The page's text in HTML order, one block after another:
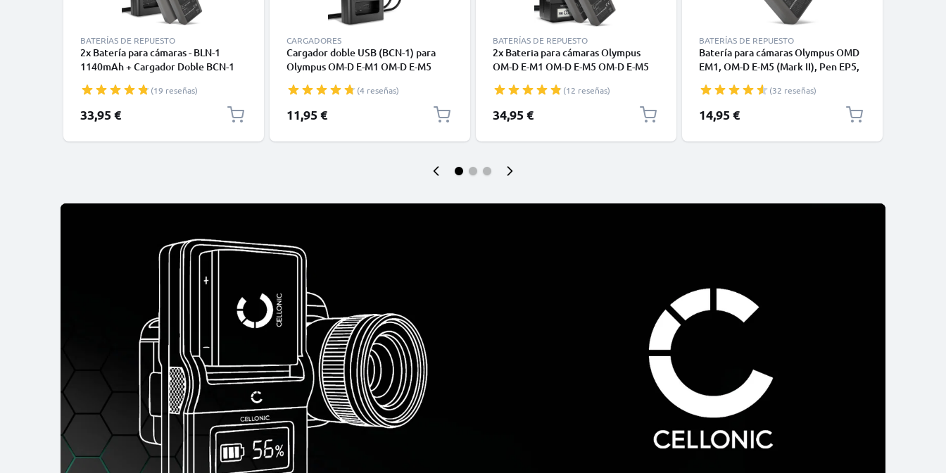
BATERÍAS DE REPUESTO
2x Batería para cámaras - BLN-1
1140mAh + Cargador Doble BCN-1
(19 reseñas)
33,95 €
CARGADORES
Cargador doble USB (BCN-1) para
Olympus OM-D E-M1 OM-D E-M5
USB de CELLONIC(4 reseñas)
11,95 €
BATERÍAS DE REPUESTO
2x Bateria para cámaras Olympus
OM-D E-M1 OM-D E-M5 OM-D E-M5
1140mAh + Cargador rápido BCN-1
Baterías recargables
(12 reseñas)
34,95 €
BATERÍAS DE REPUESTO
Batería para cámaras Olympus OMD
EM1, OM-D E-M5 (Mark II), Pen EP5,
CELLONIC
(32 reseñas)
14,95 €